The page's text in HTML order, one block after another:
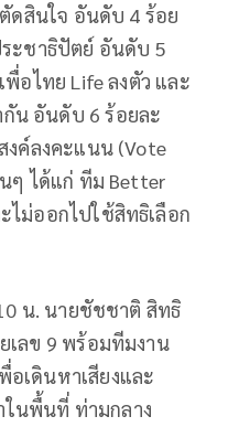
ดสินใจ อันดับ 4 ร้อย
ะชาธิปัตย์ อันดับ 5
พื่อไทย Life ลงตัว และ
น อันดับ 6 ร้อยละ
งค์ลงคะแนน (Vote
ๆ ได้แก่ ทีม Better
ไม่ออกไปใช้สิทธิเลือก
น. นายชัชชาติ สิทธิ
เลข 9 พร้อมทีมงาน
อเดินหาเสียงและ
นพื้นที่ ท่ามกลาง